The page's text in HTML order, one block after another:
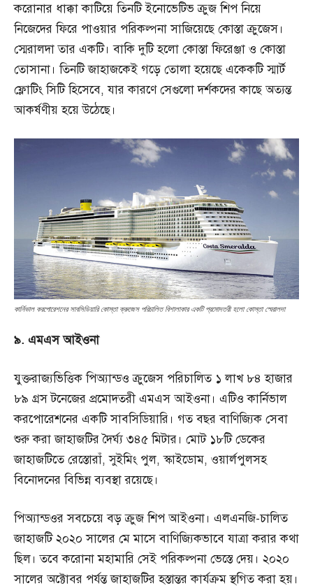
করোনার ধাক্কা কাটিয়ে তিনটি ইনোভেটিভ ক্রুজ শিপ নিয়ে
নিজেদের ফিরে পাওয়ার পরিকল্পনা সাজিয়েছে কোস্তা ক্রুজেস।
স্মেরালদা তার একটি। বাকি দুটি হলো কোস্তা ফিরেঞ্জা ও কোস্তা
তোসানা। তিনটি জাহাজকেই গড়ে তোলা হয়েছে একেকটি স্মার্ট
ফ্লোটিং সিটি হিসেবে, যার কারণে সেগুলো দর্শকদের কাছে অত্যন্ত
আকর্ষণীয় হয়ে উঠেছে।
কার্নিভাল করপোরেশনের সাবসিডিয়ারি কোস্তা ক্রুজেস পরিচালিত বিশালাকার একটি প্রমোদতরী হলো কোস্তা স্মেরালদা
৯. এমএস আইওনা
যুক্তরাজ্যভিত্তিক পিঅ্যান্ডও ক্রুজেস পরিচালিত ১ লাখ ৮৪ হাজার
৮৯ গ্রস টনেজের প্রমোদতরী এমএস আইওনা। এটিও কার্নিভাল
করপোরেশনের একটি সাবসিডিয়ারি। গত বছর বাণিজ্যিক সেবা
শুরু করা জাহাজটির দৈর্ঘ্য ৩৪৫ মিটার। মোট ১৮টি ডেকের
জাহাজটিতে রেস্তোরাঁ, সুইমিং পুল, স্কাইডোম, ওয়ার্লপুলসহ
বিনোদনের বিভিন্ন ব্যবস্থা রয়েছে।
পিঅ্যান্ডওর সবচেয়ে বড় ক্রুজ শিপ আইওনা। এলএনজি-চালিত
জাহাজটি ২০২০ সালের মে মাসে বাণিজ্যিকভাবে যাত্রা করার কথা
ছিল। তবে করোনা মহামারি সেই পরিকল্পনা ভেস্তে দেয়। ২০২০
সালের অক্টোবর পর্যন্ত জাহাজটির হস্তান্তর কার্যক্রম স্থগিত করা হয়।